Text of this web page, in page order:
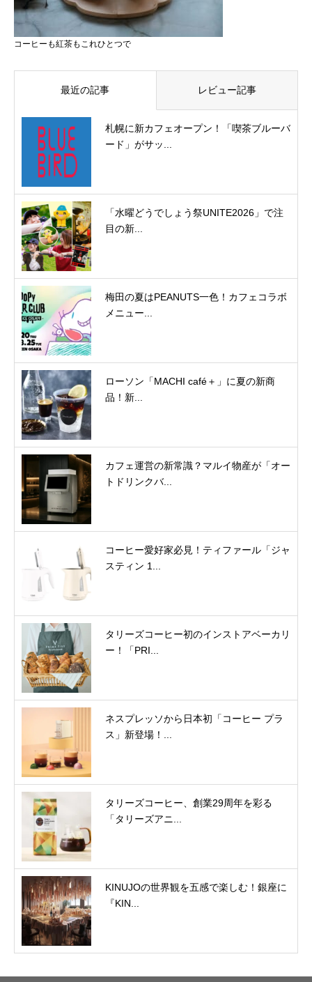
コーヒーも紅茶もこれひとつで
最近の記事 レビュー記事
札幌に新カフェオープン！「喫茶ブルーバ
ード」がサッ...
「水曜どうでしょう祭UNITE2026」で注
目の新...
梅田の夏はPEANUTS一色！カフェコラボ
メニュー...
ローソン「MACHI café＋」に夏の新商
品！新...
カフェ運営の新常識？マルイ物産が「オー
トドリンクバ...
コーヒー愛好家必見！ティファール「ジャ
スティン 1...
タリーズコーヒー初のインストアベーカリ
ー！「PRI...
ネスプレッソから日本初「コーヒー プラ
ス」新登場！...
タリーズコーヒー、創業29周年を彩る
「タリーズアニ...
KINUJOの世界観を五感で楽しむ！銀座に
『KIN...